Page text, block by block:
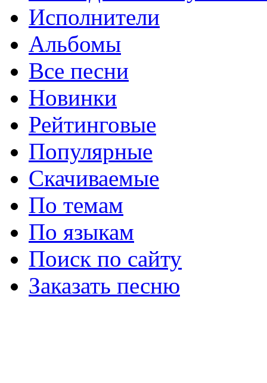
Исполнители
Альбомы
Все песни
Новинки
Рейтинговые
Популярные
Скачиваемые
По темам
По языкам
Поиск по сайту
Заказать песню